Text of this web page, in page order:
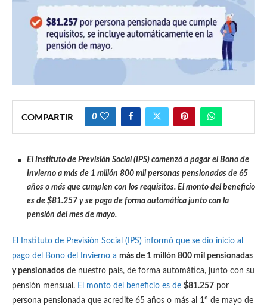
COMPARTIR 0
El Instituto de Previsión Social (IPS) comenzó a pagar el Bono de
Invierno a más de 1 millón 800 mil personas pensionadas de 65
años o más que cumplen con los requisitos. El monto del beneficio
es de $81.257 y se paga de forma automática junto con la
pensión del mes de mayo.
El Instituto de Previsión Social (IPS) informó que se dio inicio al
pago del Bono del Invierno a más de 1 millón 800 mil pensionadas
y pensionados de nuestro país, de forma automática, junto con su
pensión mensual. El monto del beneficio es de $81.257 por
persona pensionada que acredite 65 años o más al 1° de mayo de